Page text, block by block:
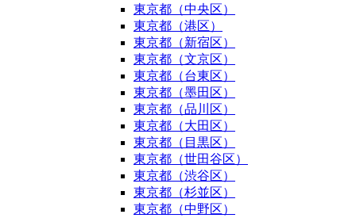
東京都（中央区）
東京都（港区）
東京都（新宿区）
東京都（文京区）
東京都（台東区）
東京都（墨田区）
東京都（品川区）
東京都（大田区）
東京都（目黒区）
東京都（世田谷区）
東京都（渋谷区）
東京都（杉並区）
東京都（中野区）